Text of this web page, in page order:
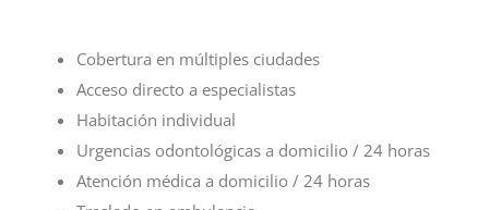
Cobertura en múltiples ciudades
Acceso directo a especialistas
Habitación individual
Urgencias odontológicas a domicilio / 24 horas
Atención médica a domicilio / 24 horas